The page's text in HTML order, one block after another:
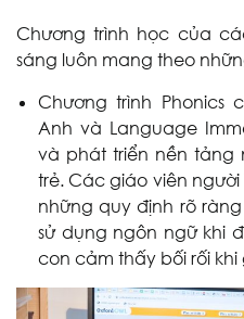
Chương trình học của
sáng luôn mang theo
Chương trình
Anh và Language
và phát triển nền
trẻ. Các giáo viên
những quy định rõ
sử dụng ngôn ngữ khi
con cảm thấy bối rối khi